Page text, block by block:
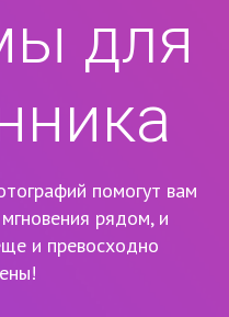
для
помогут вам
рядом, и
и превосходно